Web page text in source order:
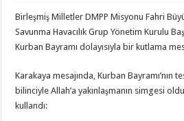
Avanos’ta Şüpheli Ölüm: Okulun Kazan
Büyükelçi Orçun Karakaya’dan Ramazan
Orçun Karakaya’dan Cumhurbaşkanı
Birleşmiş Milletler DMPP Misyonu Fahri
Savunma Havacılık Grup Yönetim Kurulu
Kurban Bayramı dolayısıyla bir kutlama
Karakaya mesajında, Kurban Bayramı’nın
bilinciyle Allah’a yakınlaşmanın simgesi
kullandı: